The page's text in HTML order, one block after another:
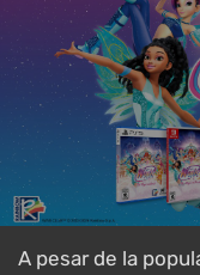
A pesar de la